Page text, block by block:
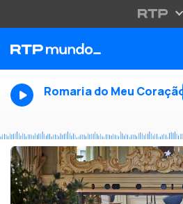
Romaria do Meu Coração